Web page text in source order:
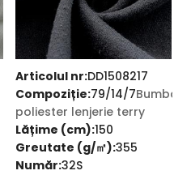
Articolul nr:DD1508217
Compoziție:79/14/7Bumbac
poliester lenjerie terry
Lățime (cm):150
Greutate (g/㎡):355
Număr:32S